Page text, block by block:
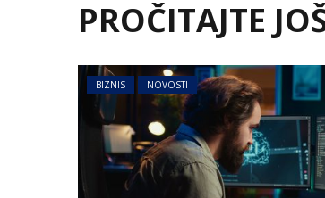
PROČITAJTE
BIZNIS NOVOSTI